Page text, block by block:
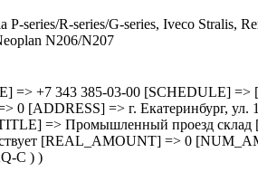
P-series/R-series/G-series, Iveco
N206/N207
=> +7 343 385-03-00 [SCHEDULE]
=> г. Екатеринбург, ул.
=> Промышленный проезд
[REAL_AMOUNT] => 0
C ) )